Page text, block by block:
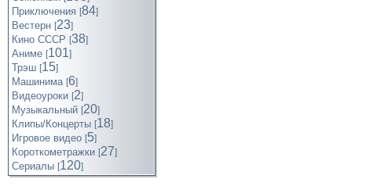
Приключения [84]
Вестерн [23]
Кино СССР [38]
Аниме [101]
Трэш [15]
Машинима [6]
Видеоуроки [2]
Музыкальный [20]
Клипы/Концерты [18]
Игровое видео [5]
Короткометражки [27]
Cериалы [120]